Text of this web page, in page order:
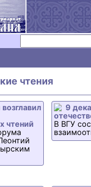
чтения
чтений
9
В ВГУ